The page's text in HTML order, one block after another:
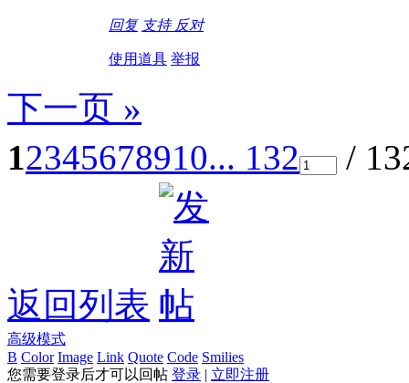
回复 支持 反对
使用道具 举报
下一页 »
12345678910... 132 /
返回列表
高级模式
B Color Image Link Quote Code Smilies
您需要登录后才可以回帖 登录 | 立即注册